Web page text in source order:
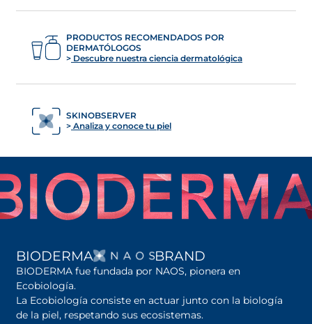
PRODUCTOS RECOMENDADOS POR
DERMATÓLOGOS
Descubre nuestra ciencia dermatológica
SKINOBSERVER
Analiza y conoce tu piel
BIODERMA SE ABRE EN UNA
BRAND
BIODERMA fue fundada por NAOS, pionera en
Ecobiología.
La Ecobiología consiste en actuar junto con la biología
de la piel, respetando sus ecosistemas.